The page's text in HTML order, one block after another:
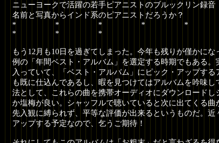
ニューヨークで活躍の若手ピアニストのブルックリン録音
名前と写真からインド系のピアニストだろうか？
* * * *
* * *
もう12月も10日を過ぎてしまった。今年も残りが僅かに
例の「年間ベスト・アルバム」を選定する時期でもある
入っていて、「ベスト・アルバム」にピック・アップす
も既に仕込んであるし、暇を見つけてはアルバムを吟味
法として、これらの曲を携帯オーディオにダウンロード
か塩梅が良い。シャッフルで聴いていると次に出てくる
先入観に縛られず、平等な評価が出来るというものだ。
アップする予定なので、乞うご期待！